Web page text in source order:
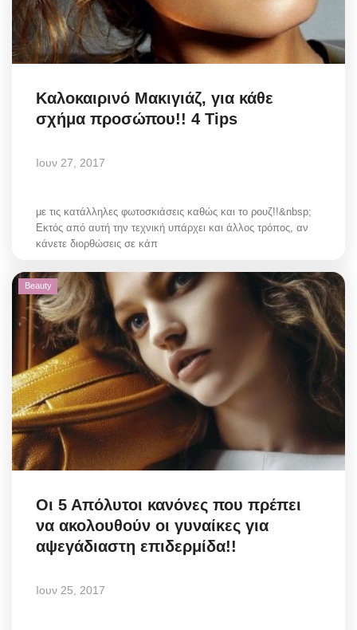
Καλοκαιρινό Μακιγιάζ, για κάθε
σχήμα προσώπου!! 4 Tips
Ιουν 27, 2017
με τις κατάλληλες φωτοσκιάσεις καθώς και το ρουζ!!&nbsp;
Εκτός από αυτή την τεχνική υπάρχει και άλλος τρόπος, αν
κάνετε διορθώσεις σε κάπ
Beauty
Οι 5 Απόλυτοι κανόνες που πρέπει
να ακολουθούν οι γυναίκες για
αψεγάδιαστη επιδερμίδα!!
Ιουν 25, 2017